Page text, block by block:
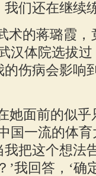
们还在继续
术的蒋璐霞
汉体院选拔
伤病会影响
她面前的似乎
国一流的体
把这个想法
’我回答，‘确